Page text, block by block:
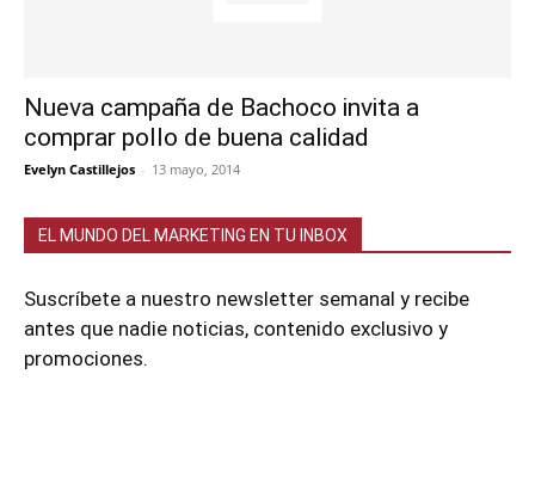
Nueva campaña de Bachoco invita a
comprar pollo de buena calidad
Evelyn Castillejos - 13 mayo, 2014
EL MUNDO DEL MARKETING EN TU INBOX
Suscríbete a nuestro newsletter semanal y recibe
antes que nadie noticias, contenido exclusivo y
promociones.